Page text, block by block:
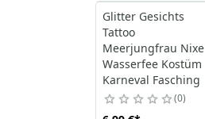
Glitter Gesichts
Tattoo
Meerjungfrau Nixe
Wasserfee Kostüm
Karneval Fasching
0